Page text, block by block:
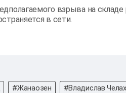
взрыва на
в сети.
#Жанаозен #Владислав Челах